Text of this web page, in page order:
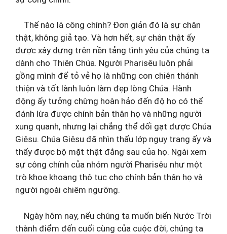
Thế nào là công chính? Đơn giản đó là sự chân
thật, không giả tạo. Và hơn hết, sự chân thật ấy
được xây dựng trên nền tảng tình yêu của chúng ta
dành cho Thiên Chúa. Người Pharisêu luôn phải
gồng mình để tỏ vẻ họ là những con chiên thánh
thiện và tốt lành luôn làm đẹp lòng Chúa. Hành
động ấy tưởng chừng hoàn hảo đến độ họ có thể
đánh lừa được chính bản thân họ và những người
xung quanh, nhưng lại chẳng thể dối gạt được Chúa
Giêsu. Chúa Giêsu đã nhìn thấu lớp ngụy trang ấy và
thấy được bộ mặt thật đằng sau của họ. Ngài xem
sự công chính của nhóm người Pharisêu như một
trò khoe khoang thô tục cho chính bản thân họ và
người ngoài chiêm ngưỡng.
Ngày hôm nay, nếu chúng ta muốn biến Nước Trời
thành điểm đến cuối cùng của cuộc đời, chúng ta